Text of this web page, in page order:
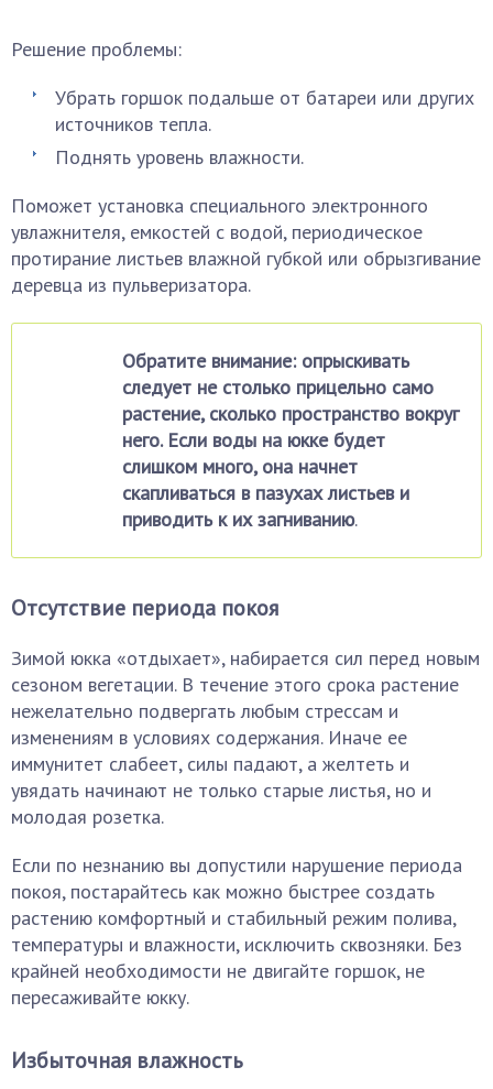
Решение проблемы:
Убрать горшок подальше от батареи или других
источников тепла.
Поднять уровень влажности.
Поможет установка специального электронного
увлажнителя, емкостей с водой, периодическое
протирание листьев влажной губкой или обрызгивание
деревца из пульверизатора.
Обратите внимание: опрыскивать
следует не столько прицельно само
растение, сколько пространство вокруг
него. Если воды на юкке будет
слишком много, она начнет
скапливаться в пазухах листьев и
приводить к их загниванию.
Отсутствие периода покоя
Зимой юкка «отдыхает», набирается сил перед новым
сезоном вегетации. В течение этого срока растение
нежелательно подвергать любым стрессам и
изменениям в условиях содержания. Иначе ее
иммунитет слабеет, силы падают, а желтеть и
увядать начинают не только старые листья, но и
молодая розетка.
Если по незнанию вы допустили нарушение периода
покоя, постарайтесь как можно быстрее создать
растению комфортный и стабильный режим полива,
температуры и влажности, исключить сквозняки. Без
крайней необходимости не двигайте горшок, не
пересаживайте юкку.
Избыточная влажность